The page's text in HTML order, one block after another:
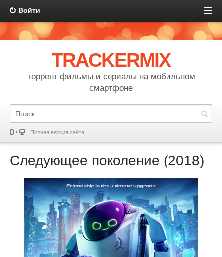
Войти
TRACKERMIX
торрент фильмы и сериалы на мобильном
смартфоне
Полная версия сайта
Следующее поколение (2018)